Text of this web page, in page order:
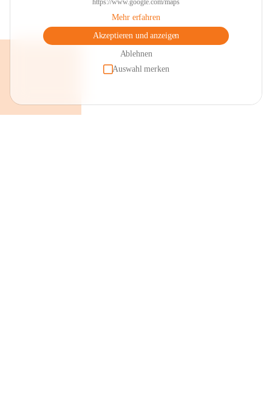
https://www.google.com/maps
Mehr erfahren
Akzeptieren und anzeigen
Ablehnen
Auswahl merken